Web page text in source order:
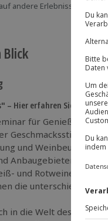
andere Erlebnisse bei der
Blick
– Hier erfahren Sie alles
für Genießer
Geschmacksstile. Sie
und Weinbeurteilung
Anbaugebieten.
und Rotweinen
die unterschiedlichen
in die Welt des